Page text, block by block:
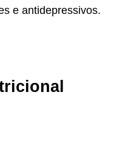
e antidepressivos.